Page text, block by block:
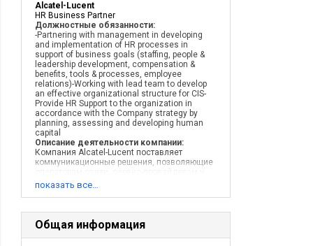
Alcatel-Lucent
HR Business Partner
Должностные обязанности:
-Partnering with management in developing
and implementation of HR processes in
support of business goals (staffing, people &
leadership development, compensation &
benefits, tools & processes, employee
relations)-Working with lead team to develop
an effective organizational structure for CIS-
Provide HR Support to the organization in
accordance with the Company strategy by
planning, assessing and developing human
capital
Описание деятельности компании:
Компания Alcatel-Lucent поставляет
коммуникационные решения, позволяющие
предприятиям предоставлять услуги,
показать все…
Общая информация